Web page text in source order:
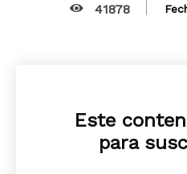
41878
Este
para